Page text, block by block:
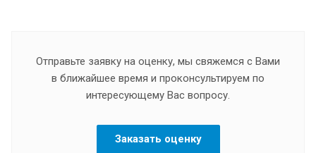
Отправьте заявку на оценку, мы свяжемся с Вами
в ближайшее время и проконсультируем по
интересующему Вас вопросу.
Заказать оценку